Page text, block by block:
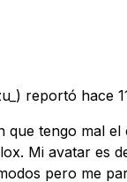
reportó hace
que tengo mal
Mi avatar es
pero me